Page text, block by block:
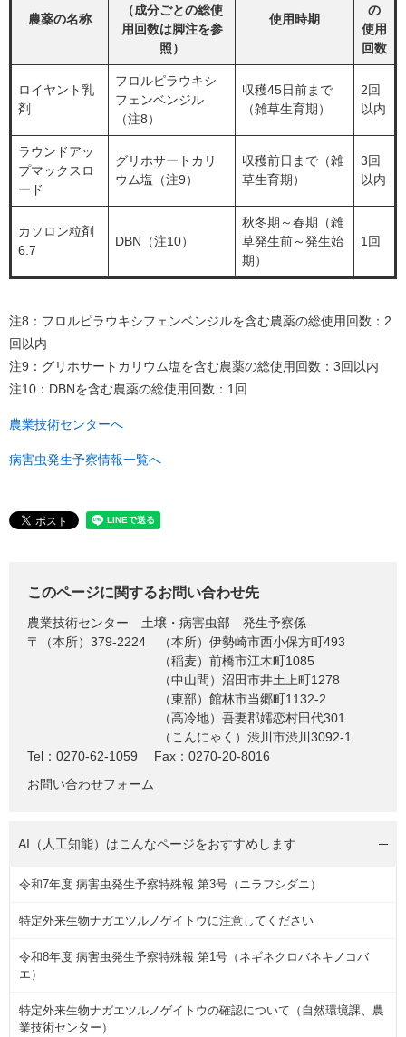
農薬の名称
（成分ごとの総使
用回数は脚注を参
照）
使用時期
の
使用
回数
ロイヤント乳
剤
フロルピラウキシ
フェンベンジル
（注8）
収穫45日前まで
（雑草生育期）
2回
以内
ラウンドアッ
プマックスロ
ード
グリホサートカリ
ウム塩（注9）
収穫前日まで（雑
草生育期）
3回
以内
カソロン粒剤
6.7
DBN（注10）
秋冬期～春期（雑
草発生前～発生始
期）
1回
注8：フロルピラウキシフェンベンジルを含む農薬の総使用回数：2
回以内
注9：グリホサートカリウム塩を含む農薬の総使用回数：3回以内
注10：DBNを含む農薬の総使用回数：1回
農業技術センターへ
病害虫発生予察情報一覧へ
このページに関するお問い合わせ先
農業技術センター
土壌・病害虫部 発生予察係
〒（本所）379-2224
（本所）伊勢崎市西小保方町493
（稲麦）前橋市江木町1085
（中山間）沼田市井土上町1278
（東部）館林市当郷町1132-2
（高冷地）吾妻郡嬬恋村田代301
（こんにゃく）渋川市渋川3092-1
Tel：0270-62-1059
Fax：0270-20-8016
お問い合わせフォーム
AI（人工知能）はこんなページをおすすめします
令和7年度 病害虫発生予察特殊報 第3号（ニラフシダニ）
特定外来生物ナガエツルノゲイトウに注意してください
令和8年度 病害虫発生予察特殊報 第1号（ネギネクロバネキノコバ
エ）
特定外来生物ナガエツルノゲイトウの確認について（自然環境課、農
業技術センター）